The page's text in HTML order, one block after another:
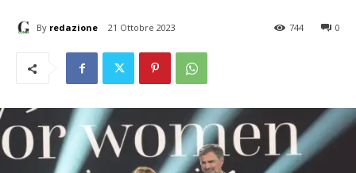
By redazione 21 Ottobre 2023 0
744